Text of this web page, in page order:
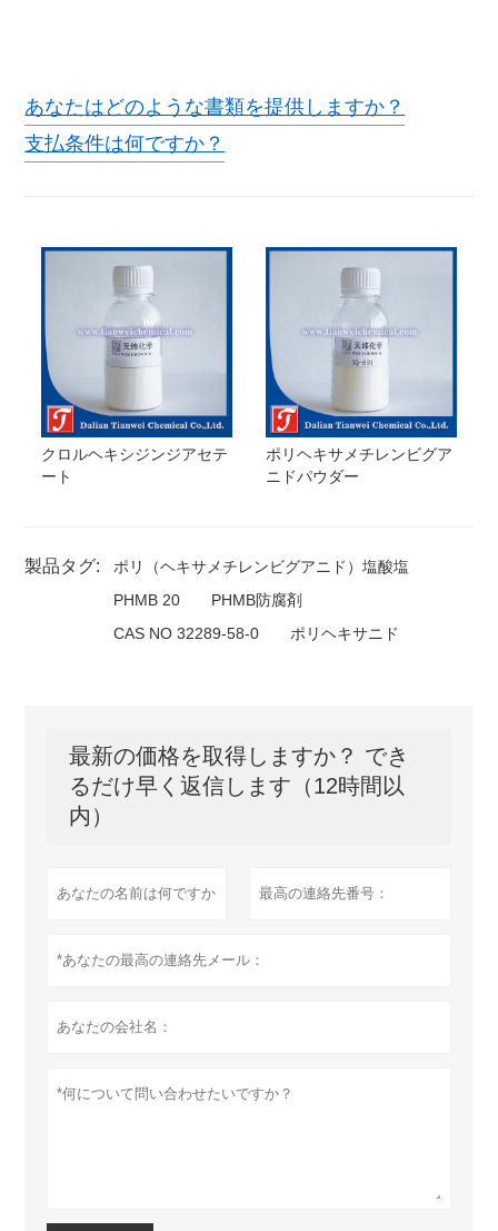
あなたはどのような書類を提供しますか？
支払条件は何ですか？
クロルヘキシジンジアセテ
ート
ポリヘキサメチレンビグア
ニドパウダー
製品タグ:
ポリ（ヘキサメチレンビグアニド）塩酸塩
PHMB 20
PHMB防腐剤
CAS NO 32289-58-0
ポリヘキサニド
最新の価格を取得しますか？ でき
るだけ早く返信します（12時間以
内）